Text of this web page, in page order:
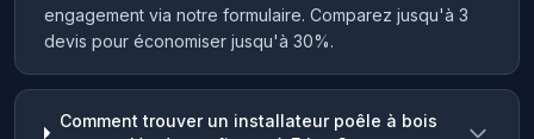
engagement via notre formulaire. Comparez jusqu'à 3
devis pour économiser jusqu'à 30%.
Comment trouver un installateur poêle à bois